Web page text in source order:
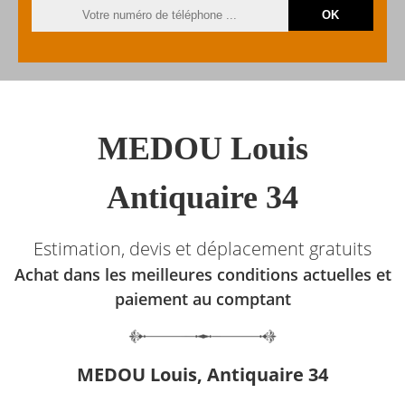
MEDOU Louis
Antiquaire 34
Estimation, devis et déplacement gratuits
Achat dans les meilleures conditions actuelles et
paiement au comptant
MEDOU Louis, Antiquaire 34